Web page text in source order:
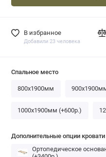
В избранное
Добавили 23 человека
Спальное место
800x1900мм
1000х1900мм (+600р.)
Дополнительные опции кровати
Ортопедическое